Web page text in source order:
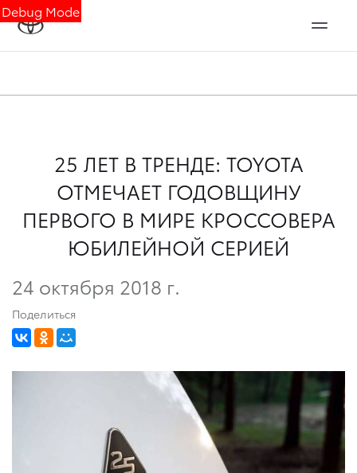
Debug Mode
25 ЛЕТ В ТРЕНДЕ: TOYOTA
ОТМЕЧАЕТ ГОДОВЩИНУ
ПЕРВОГО В МИРЕ КРОССОВЕРА
ЮБИЛЕЙНОЙ СЕРИЕЙ
24 октября 2018 г.
Поделиться